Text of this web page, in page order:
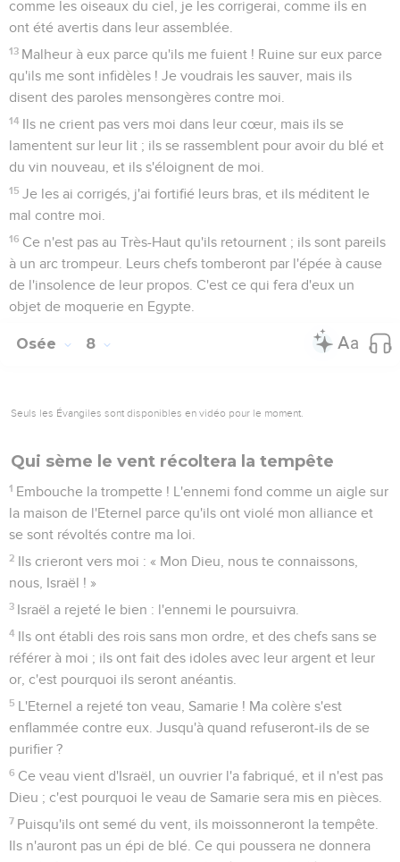
Osée 7
Seuls les Évangiles sont disponibles en vidéo pour le moment.
1 Lorsque je voulais guérir Israël, la faute d'Ephraïm et la
méchanceté de Samarie se sont révélées, car ils ont agi
frauduleusement ; un voleur est arrivé, une bande sévit
dehors.
2 Ils ne se disent pas dans leur cœur que je me souviens de
toute leur méchanceté. Maintenant leurs agissements les
entourent, ils sont devant moi.
3 Ils réjouissent le roi par leur méchanceté, et les chefs par
leurs mensonges.
Ils sont tous adultères, semblables à un four chauffé par le
boulanger : il cesse d'attiser le feu depuis qu'il a pétri la pâte
Quand ils se mettent à comploter, leur cœur est pareil à un
four : toute la nuit leur boulanger a dormi, et le matin le four
brûle comme un feu violent.
7 Ils sont tous échauffés comme un four et ils dévorent leurs
juges ; tous leurs rois tombent. Aucun d'eux ne fait appel à
moi.
8 Ephraïm se mêle avec les peuples, Ephraïm est un gâteau
qui n'a pas été retourné.
9 Des étrangers dévorent sa force, et il ne s'en doute pas ; la
vieillesse s'empare de lui, et il ne s'en doute pas.
10 L'orgueil d'Israël témoigne contre lui : ils ne reviennent
pas à l'Eternel, leur Dieu, et ils ne le recherchent pas, malgré
tout cela.
11 Ephraïm est comme une colombe stupide, sans
intelligence : ils implorent l'Egypte, ils vont en Assyrie.
12 S'ils partent, j'étendrai sur eux mon filet, je les ferai tomber
comme les oiseaux du ciel, je les corrigerai, comme ils en
ont été avertis dans leur assemblée.